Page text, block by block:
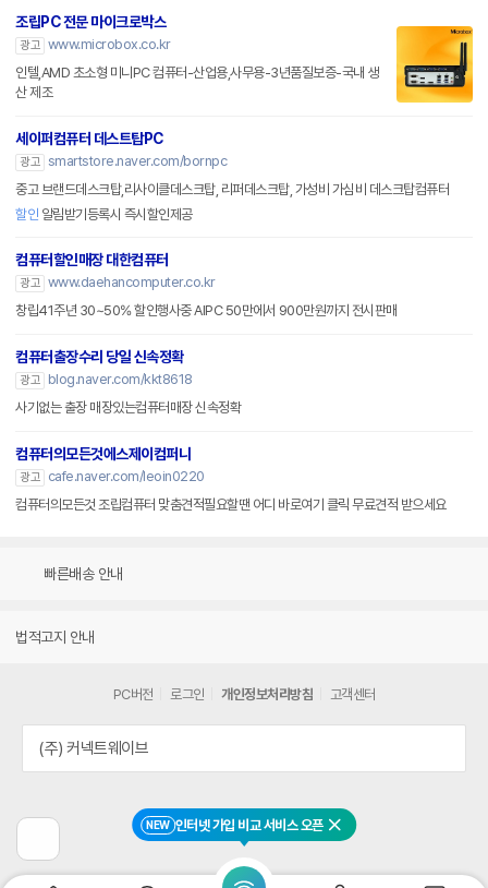
NEW 인터넷 가입 비교 서비스 오픈 닫기
조립PC 전문 마이크로박스
광고 www.microbox.co.kr
인텔,AMD 초소형 미니PC 컴퓨터-산업용,사무용-3년품질보증-국내 생
산 제조
세이퍼컴퓨터 데스트탑PC
광고 smartstore.naver.com/bornpc
중고 브랜드데스크탑,리사이클데스크탑, 리퍼데스크탑, 가성비 가심비 데스크탑컴퓨터
할인 알림받기등록시 즉시할인제공
컴퓨터할인매장 대한컴퓨터
광고 www.daehancomputer.co.kr
창립41주년 30~50% 할인행사중 AIPC 50만에서 900만원까지 전시판매
컴퓨터출장수리 당일 신속정확
광고
blog.naver.com/kkt8618
사기없는 출장 매장있는컴퓨터매장 신속정확
컴퓨터의모든것에스제이컴퍼니
광고
cafe.naver.com/leoin0220
컴퓨터의모든것 조립컴퓨터 맞춤견적필요할땐 어디 바로여기 클릭 무료견적 받으세요
빠른배송 안내
법적고지 안내
전
페
PC버전 로그인 개인정보처리방침 고객센터
(주) 커넥트웨이브